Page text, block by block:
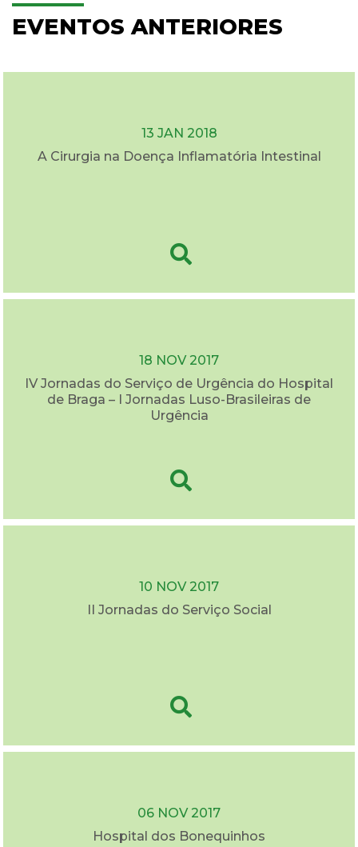
EVENTOS ANTERIORES
13 JAN 2018
A Cirurgia na Doença Inflamatória Intestinal
18 NOV 2017
IV Jornadas do Serviço de Urgência do Hospital
de Braga – I Jornadas Luso-Brasileiras de
Urgência
10 NOV 2017
II Jornadas do Serviço Social
06 NOV 2017
Hospital dos Bonequinhos